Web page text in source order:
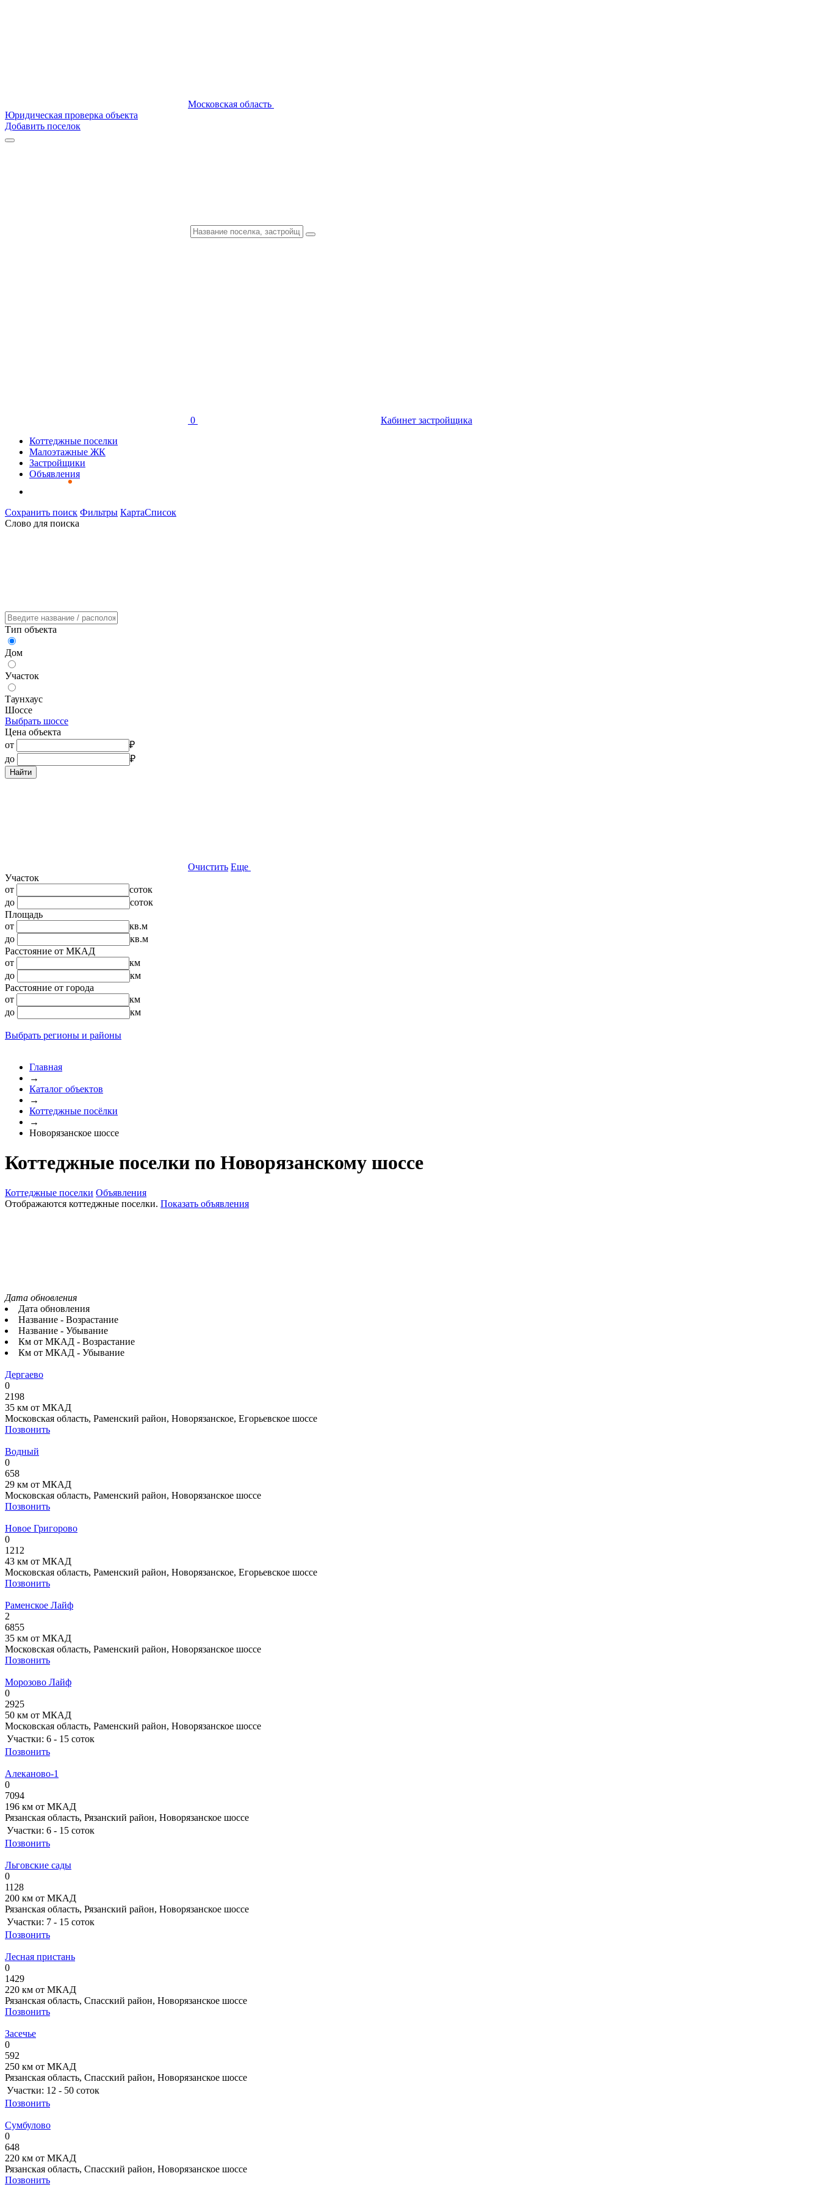
Московская область
Юридическая проверка объекта
Добавить поселок
0
Кабинет застройщика
Коттеджные поселки
Малоэтажные ЖК
Застройщики
Объявления
Сохранить поиск Фильтры КартаСписок
Слово для поиска
Тип объекта
Дом
Участок
Таунхаус
Шоссе
Выбрать шоссе
Цена объекта
от
₽
до
₽
Найти
Очистить Еще
Участок
от
соток
до
соток
Площадь
от
кв.м
до
кв.м
Расстояние от МКАД
от
км
до
км
Расстояние от города
от
км
до
км
Выбрать регионы и районы
Главная
→
Каталог объектов
→
Коттеджные посёлки
→
Новорязанское шоссе
Коттеджные поселки по Новорязанскому шоссе
Коттеджные поселки Объявления
Отображаются коттеджные поселки. Показать объявления
Дата обновления
Дата обновления
Название - Возрастание
Название - Убывание
Км от МКАД - Возрастание
Км от МКАД - Убывание
Дергаево
0
2198
35 км от МКАД
Московская область, Раменский район, Новорязанское, Егорьевское шоссе
Позвонить
Водный
0
658
29 км от МКАД
Московская область, Раменский район, Новорязанское шоссе
Позвонить
Новое Григорово
0
1212
43 км от МКАД
Московская область, Раменский район, Новорязанское, Егорьевское шоссе
Позвонить
Раменское Лайф
2
6855
35 км от МКАД
Московская область, Раменский район, Новорязанское шоссе
Позвонить
Морозово Лайф
0
2925
50 км от МКАД
Московская область, Раменский район, Новорязанское шоссе
Участки: 6 - 15 соток
Позвонить
Алеканово-1
0
7094
196 км от МКАД
Рязанская область, Рязанский район, Новорязанское шоссе
Участки: 6 - 15 соток
Позвонить
Льговские сады
0
1128
200 км от МКАД
Рязанская область, Рязанский район, Новорязанское шоссе
Участки: 7 - 15 соток
Позвонить
Лесная пристань
0
1429
220 км от МКАД
Рязанская область, Спасский район, Новорязанское шоссе
Позвонить
Засечье
0
592
250 км от МКАД
Рязанская область, Спасский район, Новорязанское шоссе
Участки: 12 - 50 соток
Позвонить
Сумбулово
0
648
220 км от МКАД
Рязанская область, Спасский район, Новорязанское шоссе
Позвонить